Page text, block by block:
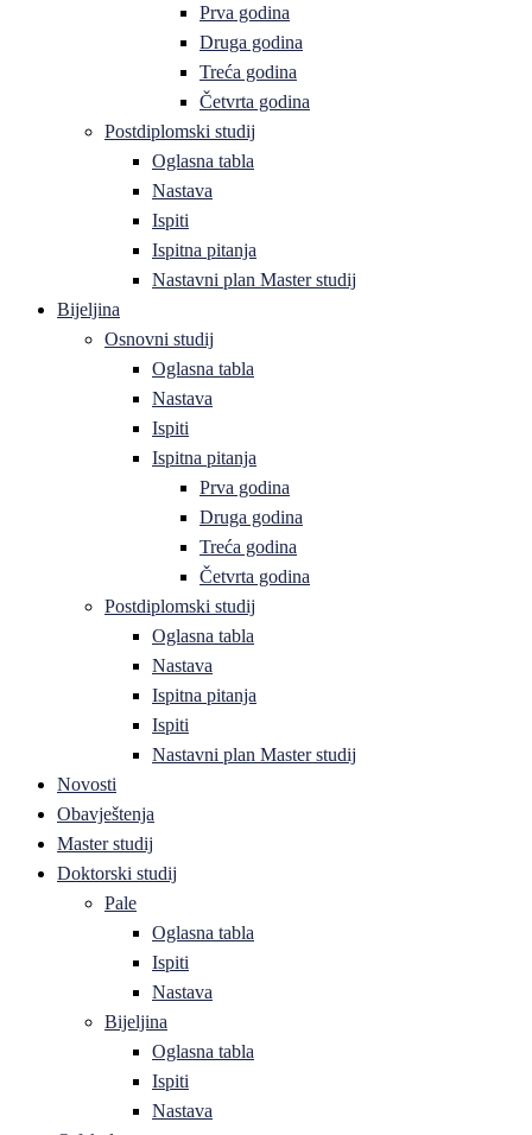
Prva godina
Druga godina
Treća godina
Četvrta godina
Postdiplomski studij
Oglasna tabla
Nastava
Ispiti
Ispitna pitanja
Nastavni plan Master studij
Bijeljina
Osnovni studij
Oglasna tabla
Nastava
Ispiti
Ispitna pitanja
Prva godina
Druga godina
Treća godina
Četvrta godina
Postdiplomski studij
Oglasna tabla
Nastava
Ispitna pitanja
Ispiti
Nastavni plan Master studij
Novosti
Obavještenja
Master studij
Doktorski studij
Pale
Oglasna tabla
Ispiti
Nastava
Bijeljina
Oglasna tabla
Ispiti
Nastava